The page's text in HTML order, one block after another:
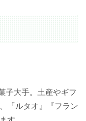
子大手。土産やギフ
『ルタオ』『フラン